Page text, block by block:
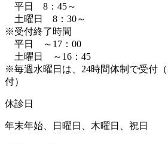
平日 8：45～
土曜日 8：30～
※受付終了時間
平日 ～17：00
土曜日 ～16：45
※毎週水曜日は、24時間体制で受付
付）
休診日
年末年始、日曜日、木曜日、祝日